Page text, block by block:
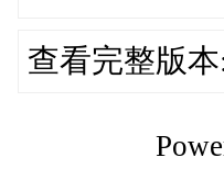
查看完整版本